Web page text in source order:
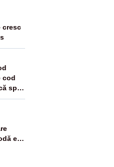
cresc
cod
spre
era